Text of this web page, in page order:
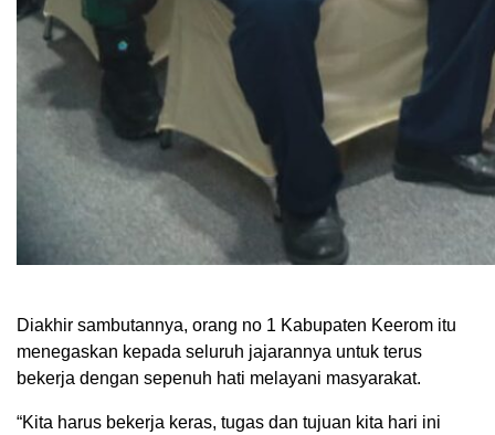
Diakhir sambutannya, orang no 1 Kabupaten Keerom itu
menegaskan kepada seluruh jajarannya untuk terus
bekerja dengan sepenuh hati melayani masyarakat.
“Kita harus bekerja keras, tugas dan tujuan kita hari ini